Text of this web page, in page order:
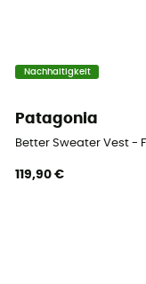
Nachhaltigkeit
Patagonia
Better Sweater Vest -
119,90 €